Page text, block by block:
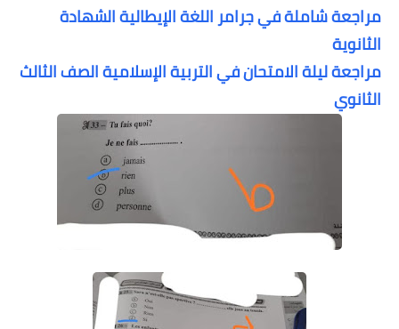
مراجعة شاملة في جرامر اللغة الإيطالية الشهادة
الثانوية
مراجعة ليلة الامتحان في التربية الإسلامية الصف الثالث
الثانوي